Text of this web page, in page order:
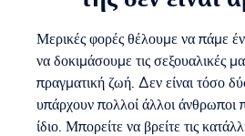
Μερικές φορές θέλουμε να πάμε
να δοκιμάσουμε τις σεξουαλικές
πραγματική ζωή. Δεν είναι τόσο
υπάρχουν πολλοί άλλοι άνθρωποι
ίδιο. Μπορείτε να βρείτε τις